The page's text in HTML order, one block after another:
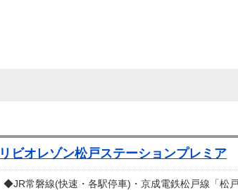
リビオレゾン松戸ステーションプレミア
◆JR常磐線(快速・各駅停車)・京成電鉄松戸線「